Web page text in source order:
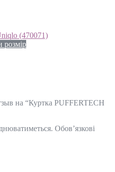
(470071)
розмір
на “Куртка PUFFERTECH
Обов’язкові